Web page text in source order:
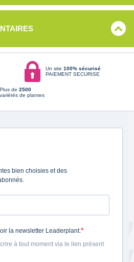
Un site 100% sécurisé
PAIEMENT SECURISE
Plus de 2500
variétés de plantes
bien choisies et des
la newsletter Leaderplant.
à tout moment via le lien présent